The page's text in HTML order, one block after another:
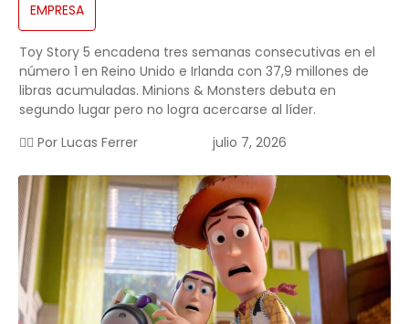
EMPRESA
Toy Story 5 encadena tres semanas consecutivas en el
número 1 en Reino Unido e Irlanda con 37,9 millones de
libras acumuladas. Minions & Monsters debuta en
segundo lugar pero no logra acercarse al líder.
✍🏻 Por Lucas Ferrer julio 7, 2026